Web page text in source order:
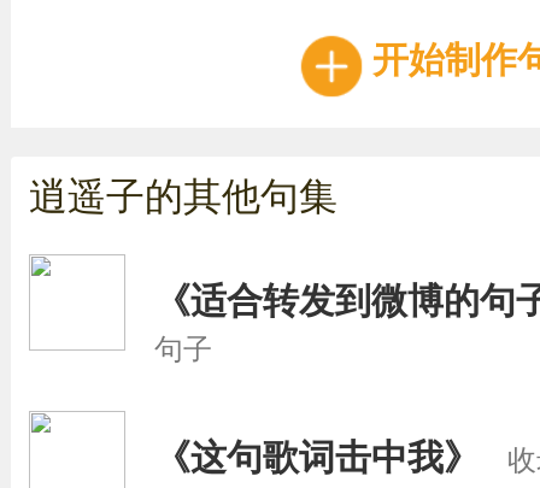
开始制作
逍遥子的其他句集
《适合转发到微博的句
句子
《这句歌词击中我》